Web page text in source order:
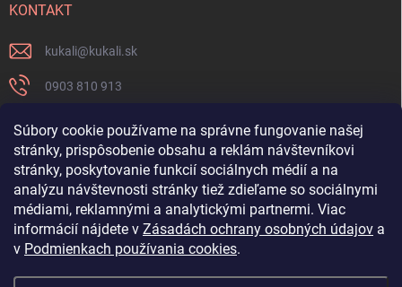
Súbory cookie používame na správne fungovanie našej
stránky, prispôsobenie obsahu a reklám návštevníkovi
stránky, poskytovanie funkcií sociálnych médií a na
analýzu návštevnosti stránky tiež zdieľame so sociálnymi
médiami, reklamnými a analytickými partnermi. Viac
informácií nájdete v Zásadách ochrany osobných údajov a
v Podmienkach používania cookies.
KONTAKT
kukali@kukali.sk
0903 810 913
Nenechajte si ujsť novinky a sledujte nás na FB
kukalishop